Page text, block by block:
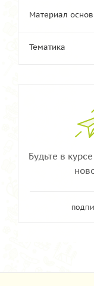
Материал
Тематика
Будьте в